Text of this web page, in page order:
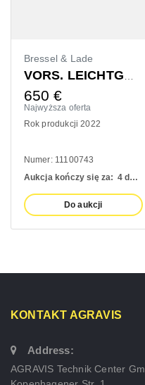
Bressel & Lade
VORS. LEICHTGUTSCHAUFEL 1400MM
650€
Najwyższa oferta
Rok produkcji 2022
Numer: 11100743
Aukcja kończy się za: 4 days
Do aukcji
KONTAKT AGRAVIS
Address:
AGRAVIS Technik Center